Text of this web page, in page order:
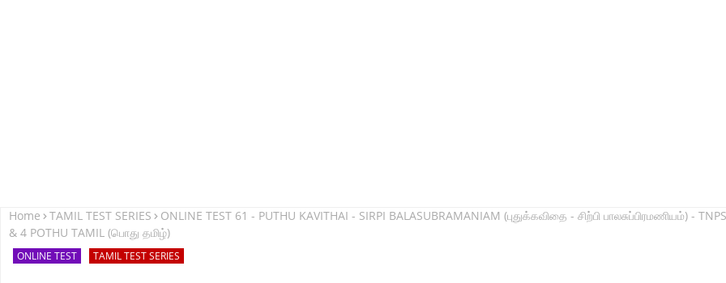
Home TAMIL TEST SERIES
ONLINE TEST 61 - PUTHU KAVITHAI - SIRPI BALASUBRAMANIAM (புதுக்கவிதை - சிற்பி பாலசுப்பிரமணியம்) -
& 4 POTHU TAMIL (பொது தமிழ்)
ONLINE TEST TAMIL TEST SERIES